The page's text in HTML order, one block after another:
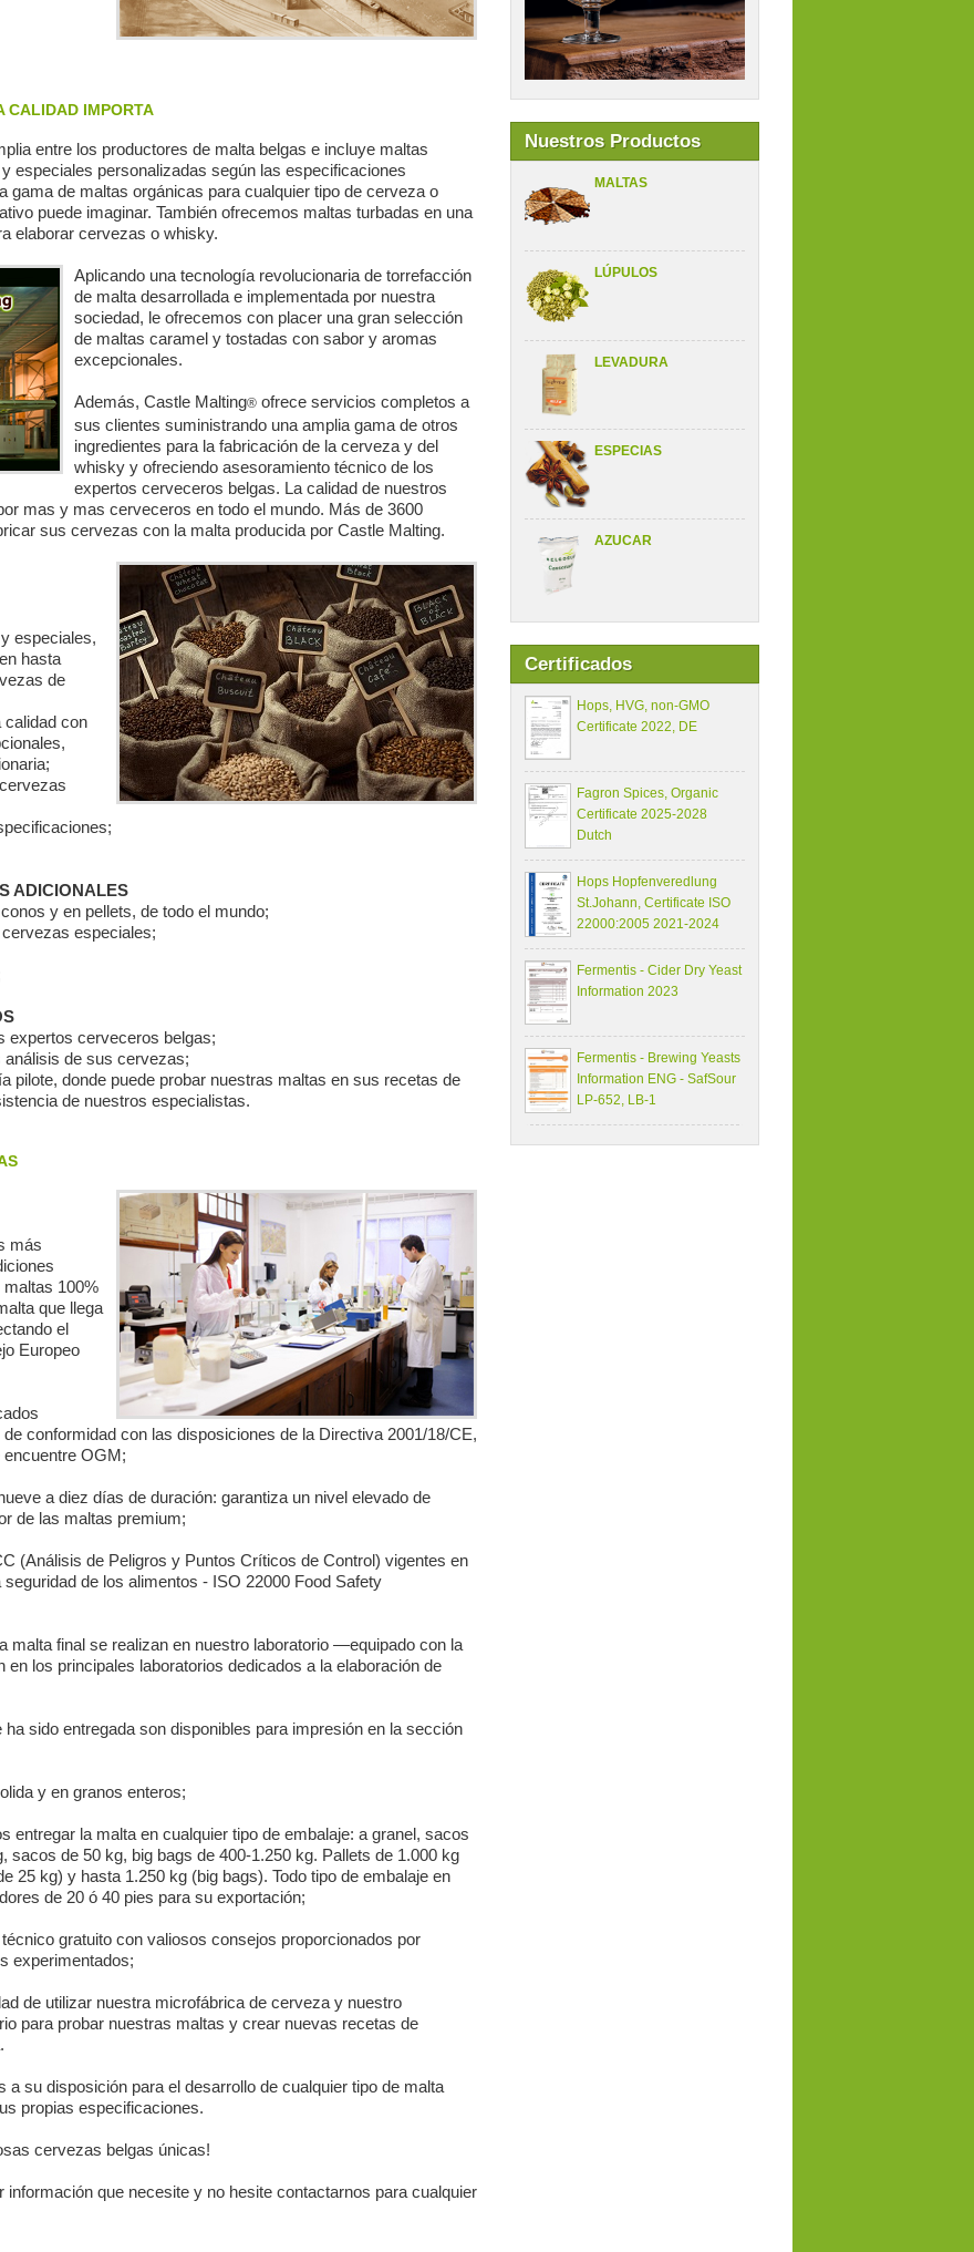
Nuestros Productos
MALTAS
LÚPULOS
LEVADURA
ESPECIAS
AZUCAR
Certificados
Hops, HVG, non-GMO
Certificate 2022, DE
Fagron Spices, Organic
Certificate 2025-2028
Dutch
Hops Hopfenveredlung
St.Johann, Certificate ISO
22000:2005 2021-2024
Fermentis - Cider Dry Yeast
Information 2023
Fermentis - Brewing Yeasts
Information ENG - SafSour
LP-652, LB-1
CALIDAD IMPORTA
entre los productores de malta belgas e incluye maltas
especiales personalizadas según las especificaciones
gama de maltas orgánicas para cualquier tipo de cerveza o
puede imaginar. También ofrecemos maltas turbadas en una
elaborar cervezas o whisky.
Aplicando una tecnología revolucionaria de torrefacción
de malta desarrollada e implementada por nuestra
sociedad, le ofrecemos con placer una gran selección
de maltas caramel y tostadas con sabor y aromas
excepcionales.
Además, Castle Malting®ofrece servicios completos a
sus clientes suministrando una amplia gama de otros
ingredientes para la fabricación de la cerveza y del
whisky y ofreciendo asesoramiento técnico de los
expertos cerveceros belgas. La calidad de nuestros
mas y mas cerveceros en todo el mundo. Más de 3600
sus cervezas con la malta producida por Castle Malting.
especiales,
hasta
de
con
ADICIONALES
y en pellets, de todo el mundo;
especiales;
expertos cerveceros belgas;
análisis de sus cervezas;
pilote, donde puede probar nuestras maltas en sus recetas de
de nuestros especialistas.
más
100%
que llega
el
Europeo
conformidad con las disposiciones de la Directiva 2001/18/CE,
encuentre OGM;
a diez días de duración: garantiza un nivel elevado de
de las maltas premium;
(Análisis de Peligros y Puntos Críticos de Control) vigentes en
de los alimentos - ISO 22000 Food Safety
malta final se realizan en nuestro laboratorio ―equipado con la
los principales laboratorios dedicados a la elaboración de
sido entregada son disponibles para impresión en la sección
y en granos enteros;
entregar la malta en cualquier tipo de embalaje: a granel, sacos
sacos de 50 kg, big bags de 400-1.250 kg. Pallets de 1.000 kg
25 kg) y hasta 1.250 kg (big bags). Todo tipo de embalaje en
de 20 ó 40 pies para su exportación;
gratuito con valiosos consejos proporcionados por
experimentados;
de utilizar nuestra microfábrica de cerveza y nuestro
para probar nuestras maltas y crear nuevas recetas de
a su disposición para el desarrollo de cualquier tipo de malta
propias especificaciones.
cervezas belgas únicas!
información que necesite y no hesite contactarnos para cualquier